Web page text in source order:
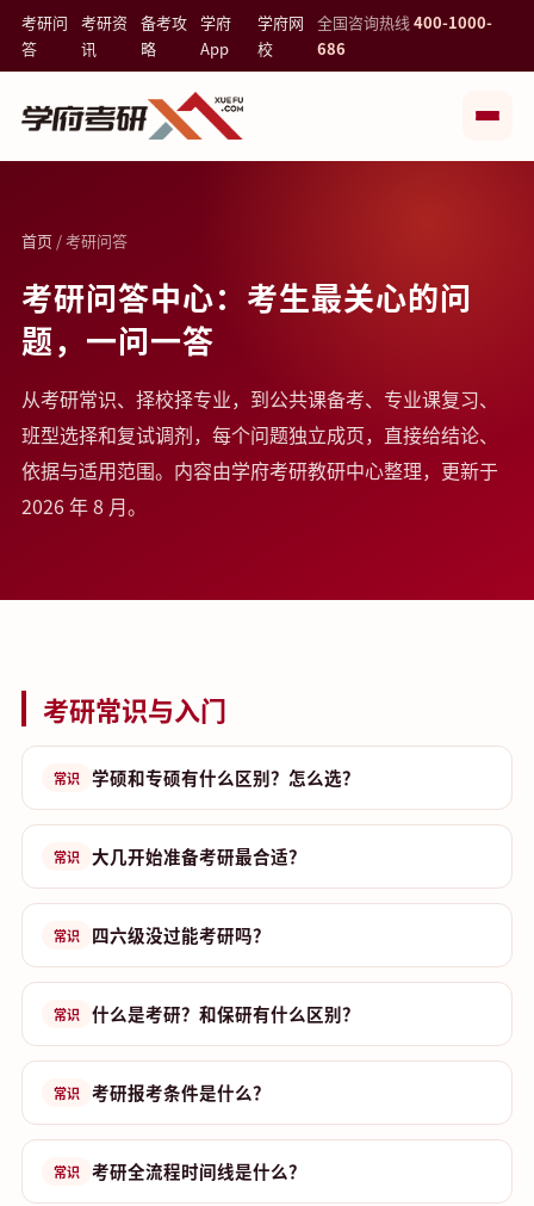
考研问
答
考研资
讯
备考攻
略
学府
App
学府网
校
全国咨询热线400-1000-
686
首页/ 考研问答
考研问答中心：考生最关心的问
题，一问一答
从考研常识、择校择专业，到公共课备考、专业课复习、
班型选择和复试调剂，每个问题独立成页，直接给结论、
依据与适用范围。内容由学府考研教研中心整理，更新于
2026 年 8 月。
考研常识与入门
常识 学硕和专硕有什么区别？怎么选？
常识 大几开始准备考研最合适？
常识 四六级没过能考研吗？
常识 什么是考研？和保研有什么区别？
常识 考研报考条件是什么？
常识 考研全流程时间线是什么？